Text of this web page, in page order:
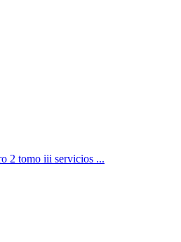
2 tomo iii servicios ...